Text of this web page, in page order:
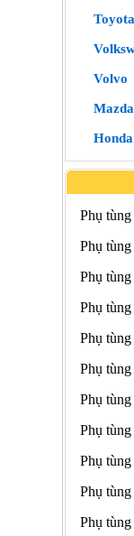
Toyota
Volvo
Mazda
Honda
Phụ
Phụ
Phụ
Phụ
Phụ
Phụ
Phụ
Phụ
Phụ
Phụ
Phụ